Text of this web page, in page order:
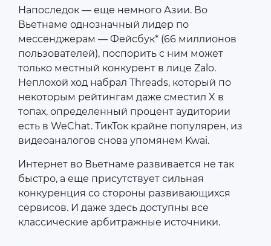
Напоследок — еще немного Азии. Во
Вьетнаме однозначный лидер по
мессенджерам — Фейсбук* (66 миллионов
пользователей), поспорить с ним может
только местный конкурент в лице Zalo.
Неплохой ход набрал Threads, который по
некоторым рейтингам даже сместил X в
топах, определенный процент аудитории
есть в WeChat. ТикТок крайне популярен, из
видеоаналогов снова упомянем Kwai.
Интернет во Вьетнаме развивается не так
быстро, а еще присутствует сильная
конкуренция со стороны развивающихся
сервисов. И даже здесь доступны все
классические арбитражные источники.